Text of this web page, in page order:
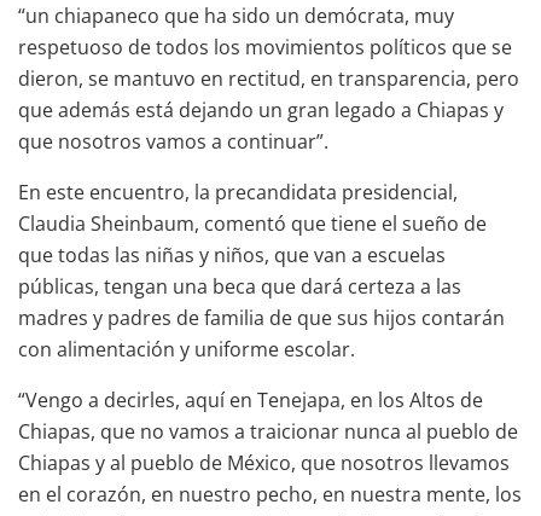
“un chiapaneco que ha sido un demócrata, muy
respetuoso de todos los movimientos políticos que se
dieron, se mantuvo en rectitud, en transparencia, pero
que además está dejando un gran legado a Chiapas y
que nosotros vamos a continuar”.
En este encuentro, la precandidata presidencial,
Claudia Sheinbaum, comentó que tiene el sueño de
que todas las niñas y niños, que van a escuelas
públicas, tengan una beca que dará certeza a las
madres y padres de familia de que sus hijos contarán
con alimentación y uniforme escolar.
“Vengo a decirles, aquí en Tenejapa, en los Altos de
Chiapas, que no vamos a traicionar nunca al pueblo de
Chiapas y al pueblo de México, que nosotros llevamos
en el corazón, en nuestro pecho, en nuestra mente, los